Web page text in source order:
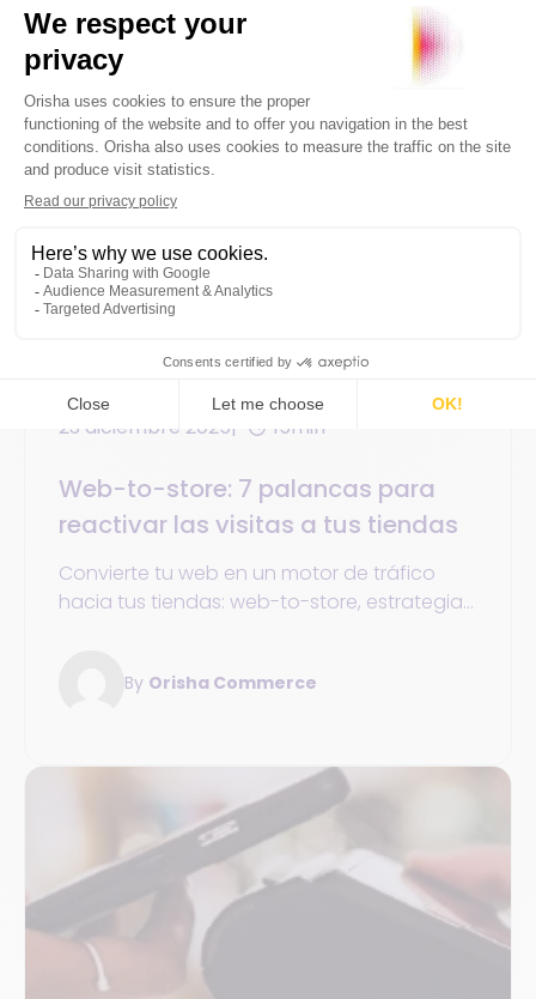
Comercio unificado Estrategias digital
23 diciembre 2025 15min
Web-to-store: 7 palancas para
reactivar las visitas a tus tiendas
Convierte tu web en un motor de tráfico
hacia tus tiendas: web-to-store, estrategias
en 2025.By Orisha Commerce